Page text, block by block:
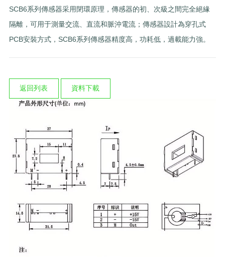
SCB6系列傳感器采用閉環原理，傳感器的初、次級之間完全絕緣
隔離，可用于測量交流、直流和脈沖電流；傳感器設計為穿孔式
PCB安裝方式，SCB6系列傳感器精度高，功耗低，過載能力強。
返回列表 資料下載